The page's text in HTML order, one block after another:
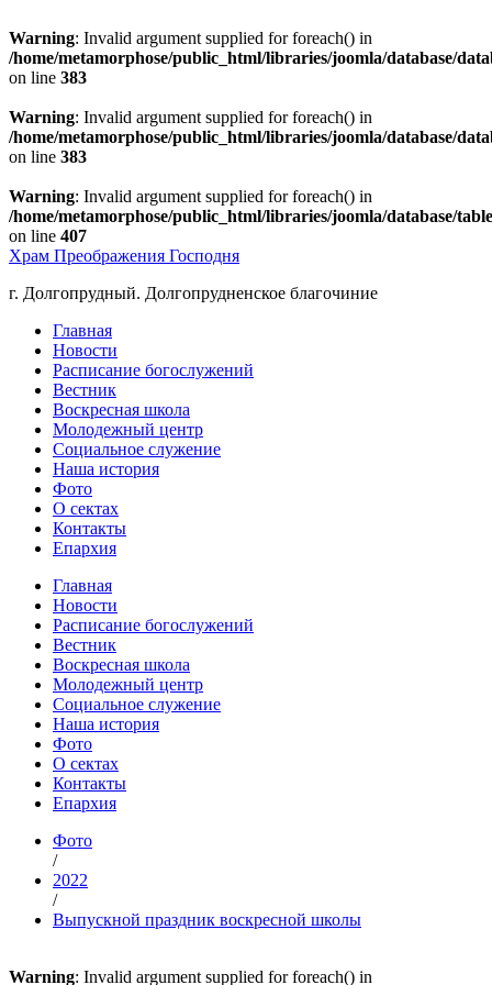
Warning: Invalid argument supplied for foreach() in
/home/metamorphose/public_html/libraries/joomla/database/
on line 383
Warning: Invalid argument supplied for foreach() in
/home/metamorphose/public_html/libraries/joomla/database/
on line 383
Warning: Invalid argument supplied for foreach() in
/home/metamorphose/public_html/libraries/joomla/database/
on line 407
Храм Преображения Господня
г. Долгопрудный. Долгопрудненское благочиние
Главная
Новости
Расписание богослужений
Вестник
Воскресная школа
Молодежный центр
Социальное служение
Наша история
Фото
О сектах
Контакты
Епархия
Главная
Новости
Расписание богослужений
Вестник
Воскресная школа
Молодежный центр
Социальное служение
Наша история
Фото
О сектах
Контакты
Епархия
Фото
/
2022
/
Выпускной праздник воскресной школы
Warning: Invalid argument supplied for foreach() in